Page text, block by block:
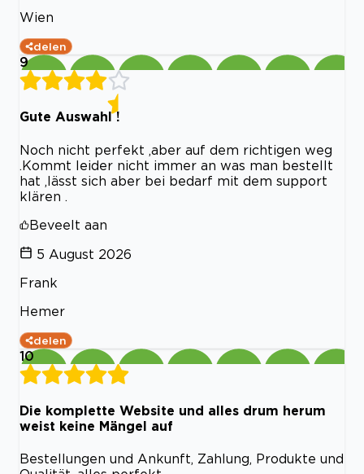
Wien
delen
9
Gute Auswahl !
Noch nicht perfekt ,aber auf dem richtigen weg
.Kommt leider nicht immer an was man bestellt
hat ,lässt sich aber bei bedarf mit dem support
klären .
Beveelt aan
5 August 2026
Frank
Hemer
delen
10
Die komplette Website und alles drum herum
weist keine Mängel auf
Bestellungen und Ankunft, Zahlung, Produkte und